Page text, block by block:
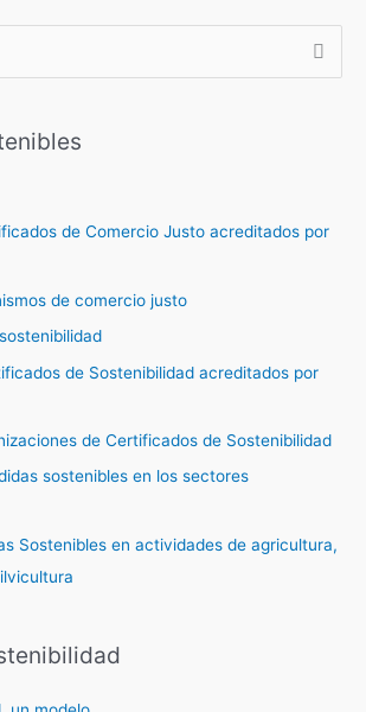
de Comercio Justo acreditados por
de comercio justo
de Sostenibilidad acreditados por
de Certificados de Sostenibilidad
sostenibles en los sectores
Sostenibles en actividades de agricultura,